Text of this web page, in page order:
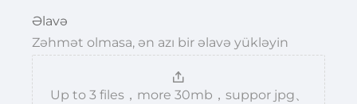
Əlavə
Zəhmət olmasa, ən azı bir əlavə yükləyin
Up to 3 files，more 30mb，suppor jpg、